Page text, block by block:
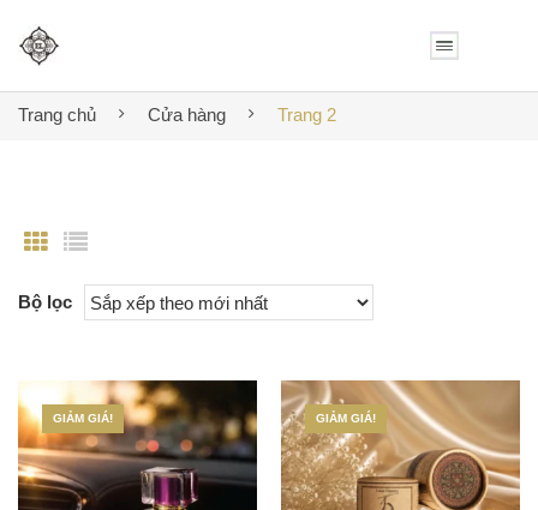
Trang chủ Cửa hàng Trang 2
Bộ lọc
GIẢM GIÁ! GIẢM GIÁ!